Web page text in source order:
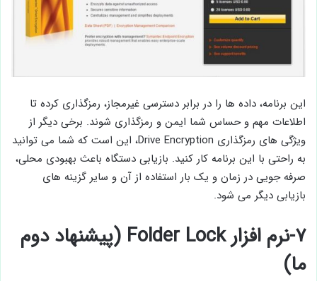
این برنامه، داده ها را در برابر دسترسی غیرمجاز، رمزگذاری کرده تا
اطلاعات مهم و حساس شما ایمن و رمزگذاری شوند. برخی دیگر از
ویژگی های رمزگذاری Drive Encryption، این است که شما می توانید
به راحتی با این برنامه کار کنید. بازیابی دستگاه باعث بهبودی محلی،
صرفه جویی در زمان و یک بار استفاده از آن و سایر گزینه های
بازیابی دیگر می شود.
۷-نرم افزار Folder Lock (پیشنهاد دوم
ما)